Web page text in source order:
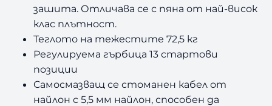
зашита. Отличава се с пяна от най-висок
клас плътност.
Теглото на тежестите 72,5 кг
Регулируема гърбица 13 стартови
позиции
Самосмазващ се стоманен кабел от
найлон с 5,5 мм найлон, способен да